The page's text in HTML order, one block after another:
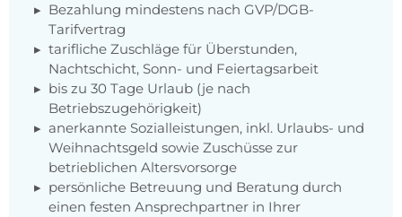
Bezahlung mindestens nach GVP/DGB-
Tarifvertrag
tarifliche Zuschläge für Überstunden,
Nachtschicht, Sonn- und Feiertagsarbeit
bis zu 30 Tage Urlaub (je nach
Betriebszugehörigkeit)
anerkannte Sozialleistungen, inkl. Urlaubs- und
Weihnachtsgeld sowie Zuschüsse zur
betrieblichen Altersvorsorge
persönliche Betreuung und Beratung durch
einen festen Ansprechpartner in Ihrer